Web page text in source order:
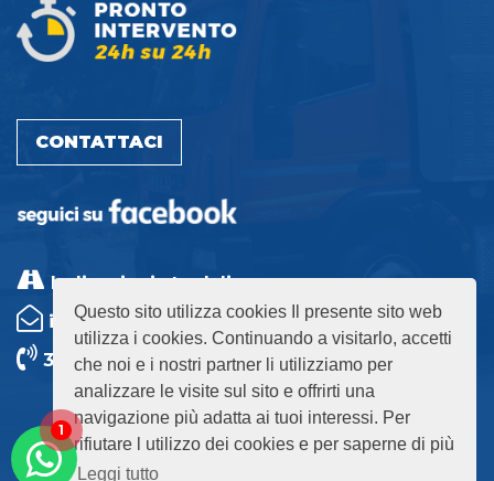
Questo sito utilizza cookies Il presente sito web
utilizza i cookies. Continuando a visitarlo, accetti
che noi e i nostri partner li utilizziamo per
analizzare le visite sul sito e offrirti una
navigazione più adatta ai tuoi interessi. Per
rifiutare l utilizzo dei cookies e per saperne di più
Leggi tutto
CONTATTACI
Indicazioni stradali
info@autospurgofacile.it
39 240 399 09
PRIVACY POLICY E COOKIES POLICY
1